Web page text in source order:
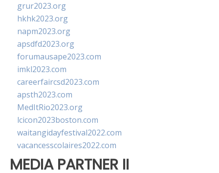
grur2023.org
hkhk2023.org
napm2023.org
apsdfd2023.org
forumausape2023.com
imkl2023.com
careerfaircsd2023.com
apsth2023.com
MedItRio2023.org
lcicon2023boston.com
waitangidayfestival2022.com
vacancesscolaires2022.com
MEDIA PARTNER II